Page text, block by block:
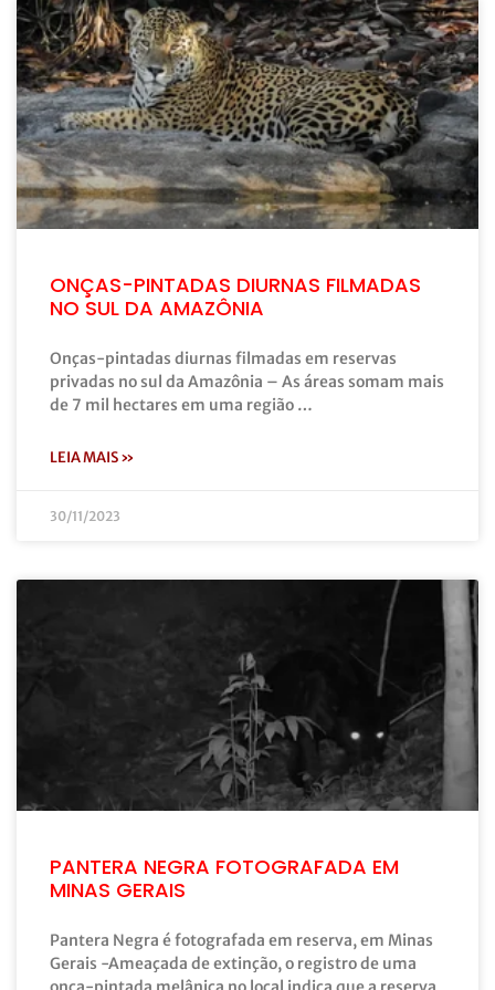
ONÇAS-PINTADAS DIURNAS FILMADAS
NO SUL DA AMAZÔNIA
Onças-pintadas diurnas filmadas em reservas
privadas no sul da Amazônia – As áreas somam mais
de 7 mil hectares em uma região …
LEIA MAIS »
30/11/2023
PANTERA NEGRA FOTOGRAFADA EM
MINAS GERAIS
Pantera Negra é fotografada em reserva, em Minas
Gerais -Ameaçada de extinção, o registro de uma